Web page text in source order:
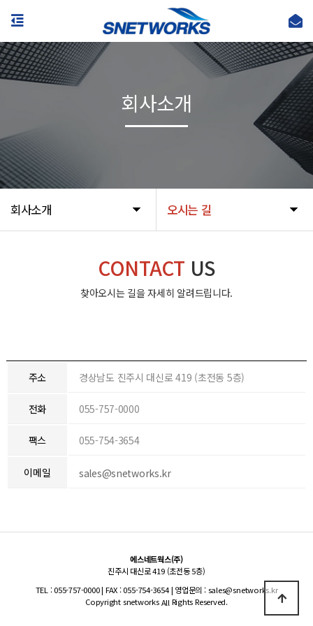
회사소개 오시는 길
회사소개
CONTACT US
찾아오시는 길을 자세히 알려드립니다.
주소 경상남도 진주시 대신로 419 (초전동 5층)
전화 055-757-0000
팩스 055-754-3654
이메일 sales@snetworks.kr
에스네트웍스(주)
진주시 대신로 419 (초전동 5층)
TEL : 055-757-0000 | FAX : 055-754-3654 | 영업문의 : sales@snetworks.kr
Copyright snetworksAllRights Reserved.